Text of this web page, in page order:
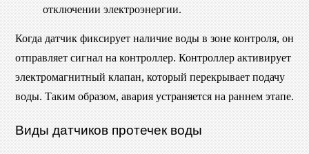
отключении электроэнергии.
Когда датчик фиксирует наличие воды в зоне контроля, он
отправляет сигнал на контроллер. Контроллер активирует
электромагнитный клапан, который перекрывает подачу
воды. Таким образом, авария устраняется на раннем этапе.
Виды датчиков протечек воды